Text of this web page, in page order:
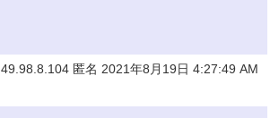
匿名 2021年8月19日 4:27:49 AM